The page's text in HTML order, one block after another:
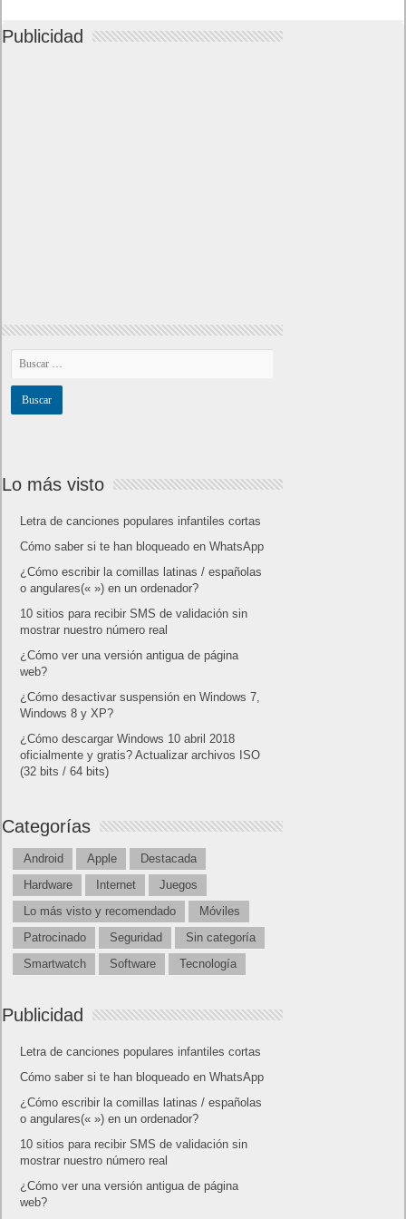
Publicidad
Lo más visto
Letra de canciones populares infantiles cortas
Cómo saber si te han bloqueado en WhatsApp
¿Cómo escribir la comillas latinas / españolas
o angulares(« ») en un ordenador?
10 sitios para recibir SMS de validación sin
mostrar nuestro número real
¿Cómo ver una versión antigua de página
web?
¿Cómo desactivar suspensión en Windows 7,
Windows 8 y XP?
¿Cómo descargar Windows 10 abril 2018
oficialmente y gratis? Actualizar archivos ISO
(32 bits / 64 bits)
Categorías
Android Apple
Destacada
Hardware
Internet
Juegos
Lo más visto y recomendado
Móviles
Patrocinado
Seguridad
Sin categoría
Smartwatch
Software Tecnología
Publicidad
Letra de canciones populares infantiles cortas
Cómo saber si te han bloqueado en WhatsApp
¿Cómo escribir la comillas latinas / españolas
o angulares(« ») en un ordenador?
10 sitios para recibir SMS de validación sin
mostrar nuestro número real
¿Cómo ver una versión antigua de página
web?